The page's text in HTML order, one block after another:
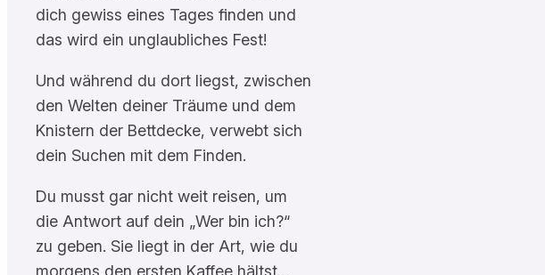
dich gewiss eines Tages finden und
das wird ein unglaubliches Fest!
Und während du dort liegst, zwischen
den Welten deiner Träume und dem
Knistern der Bettdecke, verwebt sich
dein Suchen mit dem Finden.
Du musst gar nicht weit reisen, um
die Antwort auf dein „Wer bin ich?“
zu geben. Sie liegt in der Art, wie du
morgens den ersten Kaffee hältst…